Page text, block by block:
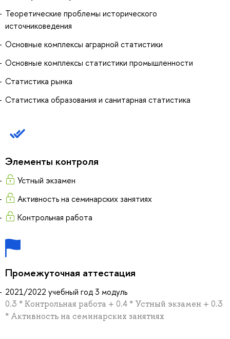
Теоретические проблемы исторического
источниковедения
Основные комплексы аграрной статистики
Основные комплексы статистики промышленности
Статистика рынка
Статистика образования и санитарная статистика
Элементы контроля
Устный экзамен
Активность на семинарских занятиях
Контрольная работа
Промежуточная аттестация
2021/2022 учебный год 3 модуль
0.3 * Контрольная работа + 0.4 * Устный экзамен + 0.3
* Активность на семинарских занятиях